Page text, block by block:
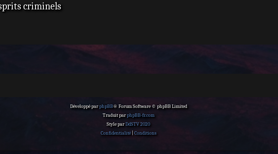
criminels
Développé parphpBB® Forum Software © phpBB Limited
Traduit parphpBB-fr.com
Style parDdSTV 2020
Confidentialité| Conditions